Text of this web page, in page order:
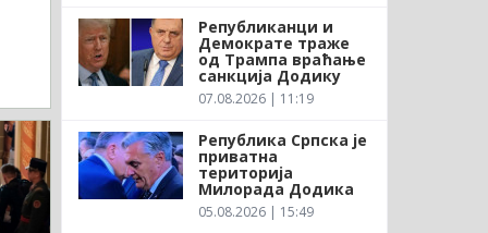
Републиканци и
Демократе траже
од Трампа враћање
санкција Додику
07.08.2026 | 11:19
Република Српска је
приватна
територија
Милорада Додика
05.08.2026 | 15:49